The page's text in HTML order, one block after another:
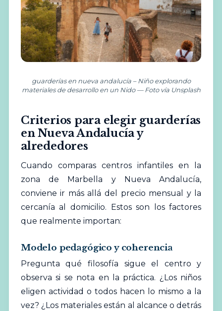
guarderías en nueva andalucía – Niño explorando
materiales de desarrollo en un Nido — Foto vía Unsplash
Criterios para elegir guarderías
en Nueva Andalucía y
alrededores
Cuando comparas centros infantiles en la
zona de Marbella y Nueva Andalucía,
conviene ir más allá del precio mensual y la
cercanía al domicilio. Estos son los factores
que realmente importan:
Modelo pedagógico y coherencia
Pregunta qué filosofía sigue el centro y
observa si se nota en la práctica. ¿Los niños
eligen actividad o todos hacen lo mismo a la
vez? ¿Los materiales están al alcance o detrás